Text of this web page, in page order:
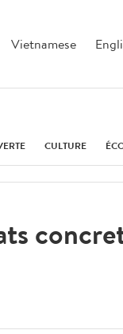
Vietnamese
CULTURE